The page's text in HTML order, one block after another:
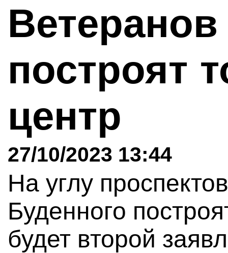
построят
центр
27/10/2023 13:44
На углу
Буденного
будет второй